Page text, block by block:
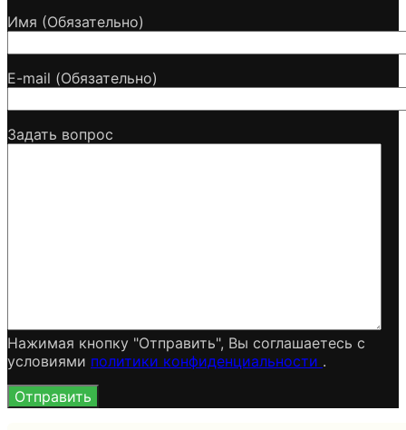
Имя (Обязательно)
E-mail (Обязательно)
Задать вопрос
Нажимая кнопку "Отправить", Вы соглашаетесь c
условиями политики конфиденциальности .